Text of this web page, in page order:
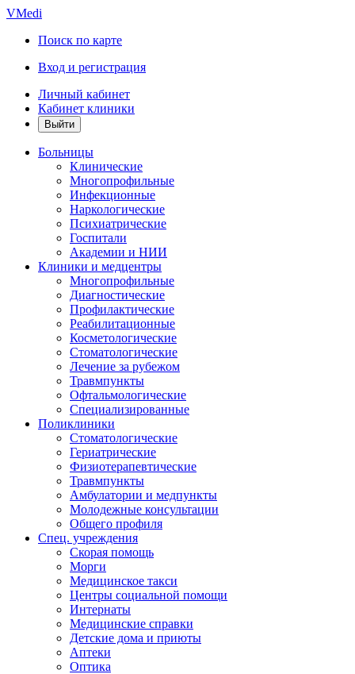
VMedi
Поиск по карте
Вход и регистрация
Личный кабинет
Кабинет клиники
Больницы
Клинические
Многопрофильные
Инфекционные
Наркологические
Психиатрические
Госпитали
Академии и НИИ
Клиники и медцентры
Многопрофильные
Диагностические
Профилактические
Реабилитационные
Косметологические
Стоматологические
Лечение за рубежом
Травмпункты
Офтальмологические
Специализированные
Поликлиники
Стоматологические
Гериатрические
Физиотерапевтические
Травмпункты
Амбулатории и медпункты
Молодежные консультации
Общего профиля
Спец. учреждения
Скорая помощь
Морги
Медицинское такси
Центры социальной помощи
Интернаты
Медицинские справки
Детские дома и приюты
Аптеки
Оптика